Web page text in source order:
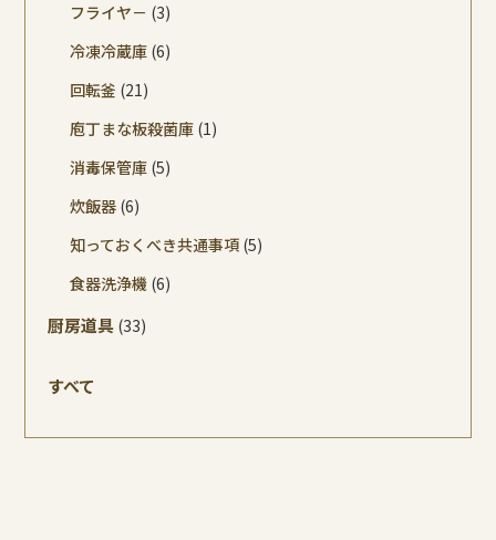
フライヤ－ (3)
冷凍冷蔵庫 (6)
回転釜 (21)
庖丁まな板殺菌庫 (1)
消毒保管庫 (5)
炊飯器 (6)
知っておくべき共通事項 (5)
食器洗浄機 (6)
厨房道具 (33)
すべて